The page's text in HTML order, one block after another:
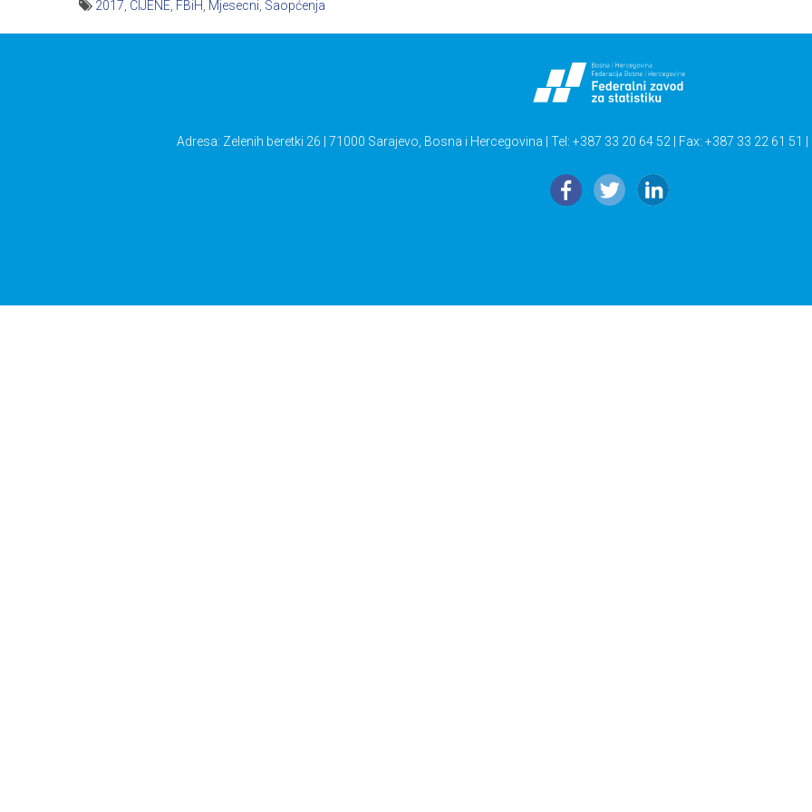
2017 CIJENE FBiH Mjesecni Saopćenja
Adresa: Zelenih beretki 26 | 71000 Sarajevo, Bosna i Hercegovina | Tel: +387 33 20 64 52 | Fax: +387 33 22 61 51 |